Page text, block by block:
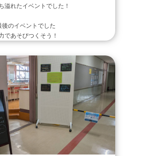
溢れたイベントでした！
のイベントでした
であそびつくそう！